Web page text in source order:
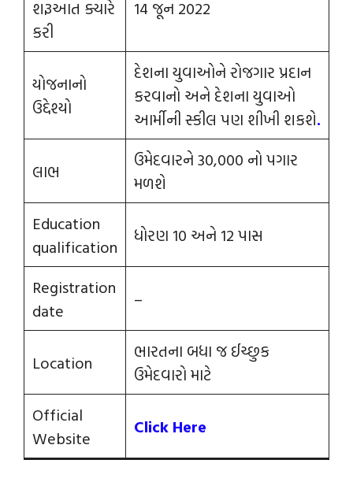
શરૂઆત ક્યારે
કરી
14 જૂન 2022
યોજનાનો
ઉદ્દેશ્યો
દેશના યુવાઓને રોજગાર પ્રદાન
કરવાનો અને દેશના યુવાઓ
આર્મીની સ્કીલ પણ શીખી શકશે.
લાભ
ઉમેદવારને 30,000 નો પગાર
મળશે
Education
qualification
ધોરણ 10 અને 12 પાસ
Registration
date
–
Location
ભારતના બધા જ ઈચ્છુક
ઉમેદવારો માટે
Official
Website
Click Here